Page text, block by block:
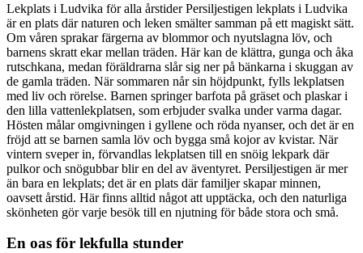
Lekplats i Ludvika för alla årstider Persiljestigen lekplats i Ludvika
är en plats där naturen och leken smälter samman på ett magiskt sätt.
Om våren sprakar färgerna av blommor och nyutslagna löv, och
barnens skratt ekar mellan träden. Här kan de klättra, gunga och åka
rutschkana, medan föräldrarna slår sig ner på bänkarna i skuggan av
de gamla träden. När sommaren når sin höjdpunkt, fylls lekplatsen
med liv och rörelse. Barnen springer barfota på gräset och plaskar i
den lilla vattenlekplatsen, som erbjuder svalka under varma dagar.
Hösten målar omgivningen i gyllene och röda nyanser, och det är en
fröjd att se barnen samla löv och bygga små kojor av kvistar. När
vintern sveper in, förvandlas lekplatsen till en snöig lekpark där
pulkor och snögubbar blir en del av äventyret. Persiljestigen är mer
än bara en lekplats; det är en plats där familjer skapar minnen,
oavsett årstid. Här finns alltid något att upptäcka, och den naturliga
skönheten gör varje besök till en njutning för både stora och små.
En oas för lekfulla stunder